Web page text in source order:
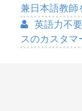
兼日本語教師
英語力不
スのカスタマ